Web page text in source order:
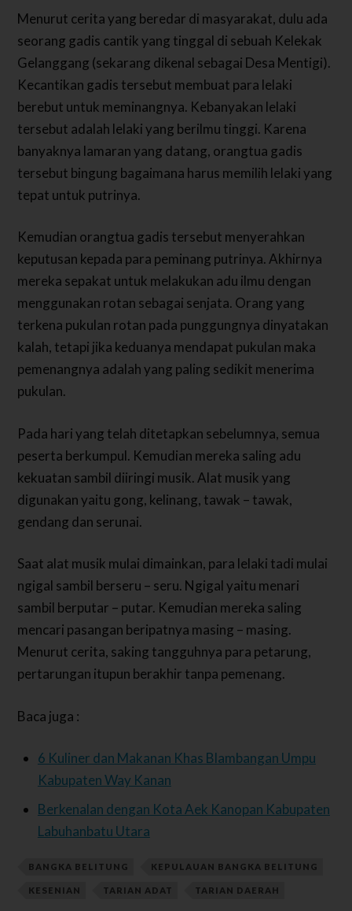
Menurut cerita yang beredar di masyarakat, dulu ada
seorang gadis cantik yang tinggal di sebuah Kelekak
Gelanggang (sekarang dikenal sebagai Desa Mentigi).
Kecantikan gadis tersebut membuat para lelaki
berebut untuk meminangnya. Kebanyakan lelaki
tersebut adalah lelaki yang berilmu tinggi. Karena
banyaknya lamaran yang datang, orangtua gadis
tersebut bingung bagaimana harus memilih lelaki yang
tepat untuk putrinya.
Kemudian orangtua gadis tersebut menyerahkan
keputusan kepada para peminang putrinya. Akhirnya
mereka sepakat untuk melakukan adu ilmu dengan
menggunakan rotan sebagai senjata. Orang yang
terkena pukulan rotan pada punggungnya dinyatakan
kalah, tetapi jika keduanya mendapat pukulan maka
pemenangnya adalah yang paling sedikit menerima
pukulan.
Pada hari yang telah ditetapkan sebelumnya, semua
peserta berkumpul. Kemudian mereka saling adu
kekuatan sambil diiringi musik. Alat musik yang
digunakan yaitu gong, kelinang, tawak – tawak,
gendang dan serunai.
Saat alat musik mulai dimainkan, para lelaki tadi mulai
ngigal sambil berseru – seru. Ngigal yaitu menari
sambil berputar – putar. Kemudian mereka saling
mencari pasangan beripatnya masing – masing.
Menurut cerita, saking tangguhnya para petarung,
pertarungan itupun berakhir tanpa pemenang.
Baca juga :
6 Kuliner dan Makanan Khas Blambangan Umpu
Kabupaten Way Kanan
Berkenalan dengan Kota Aek Kanopan Kabupaten
Labuhanbatu Utara
BANGKA BELITUNG KEPULAUAN BANGKA BELITUNG
KESENIAN TARIAN ADAT TARIAN DAERAH